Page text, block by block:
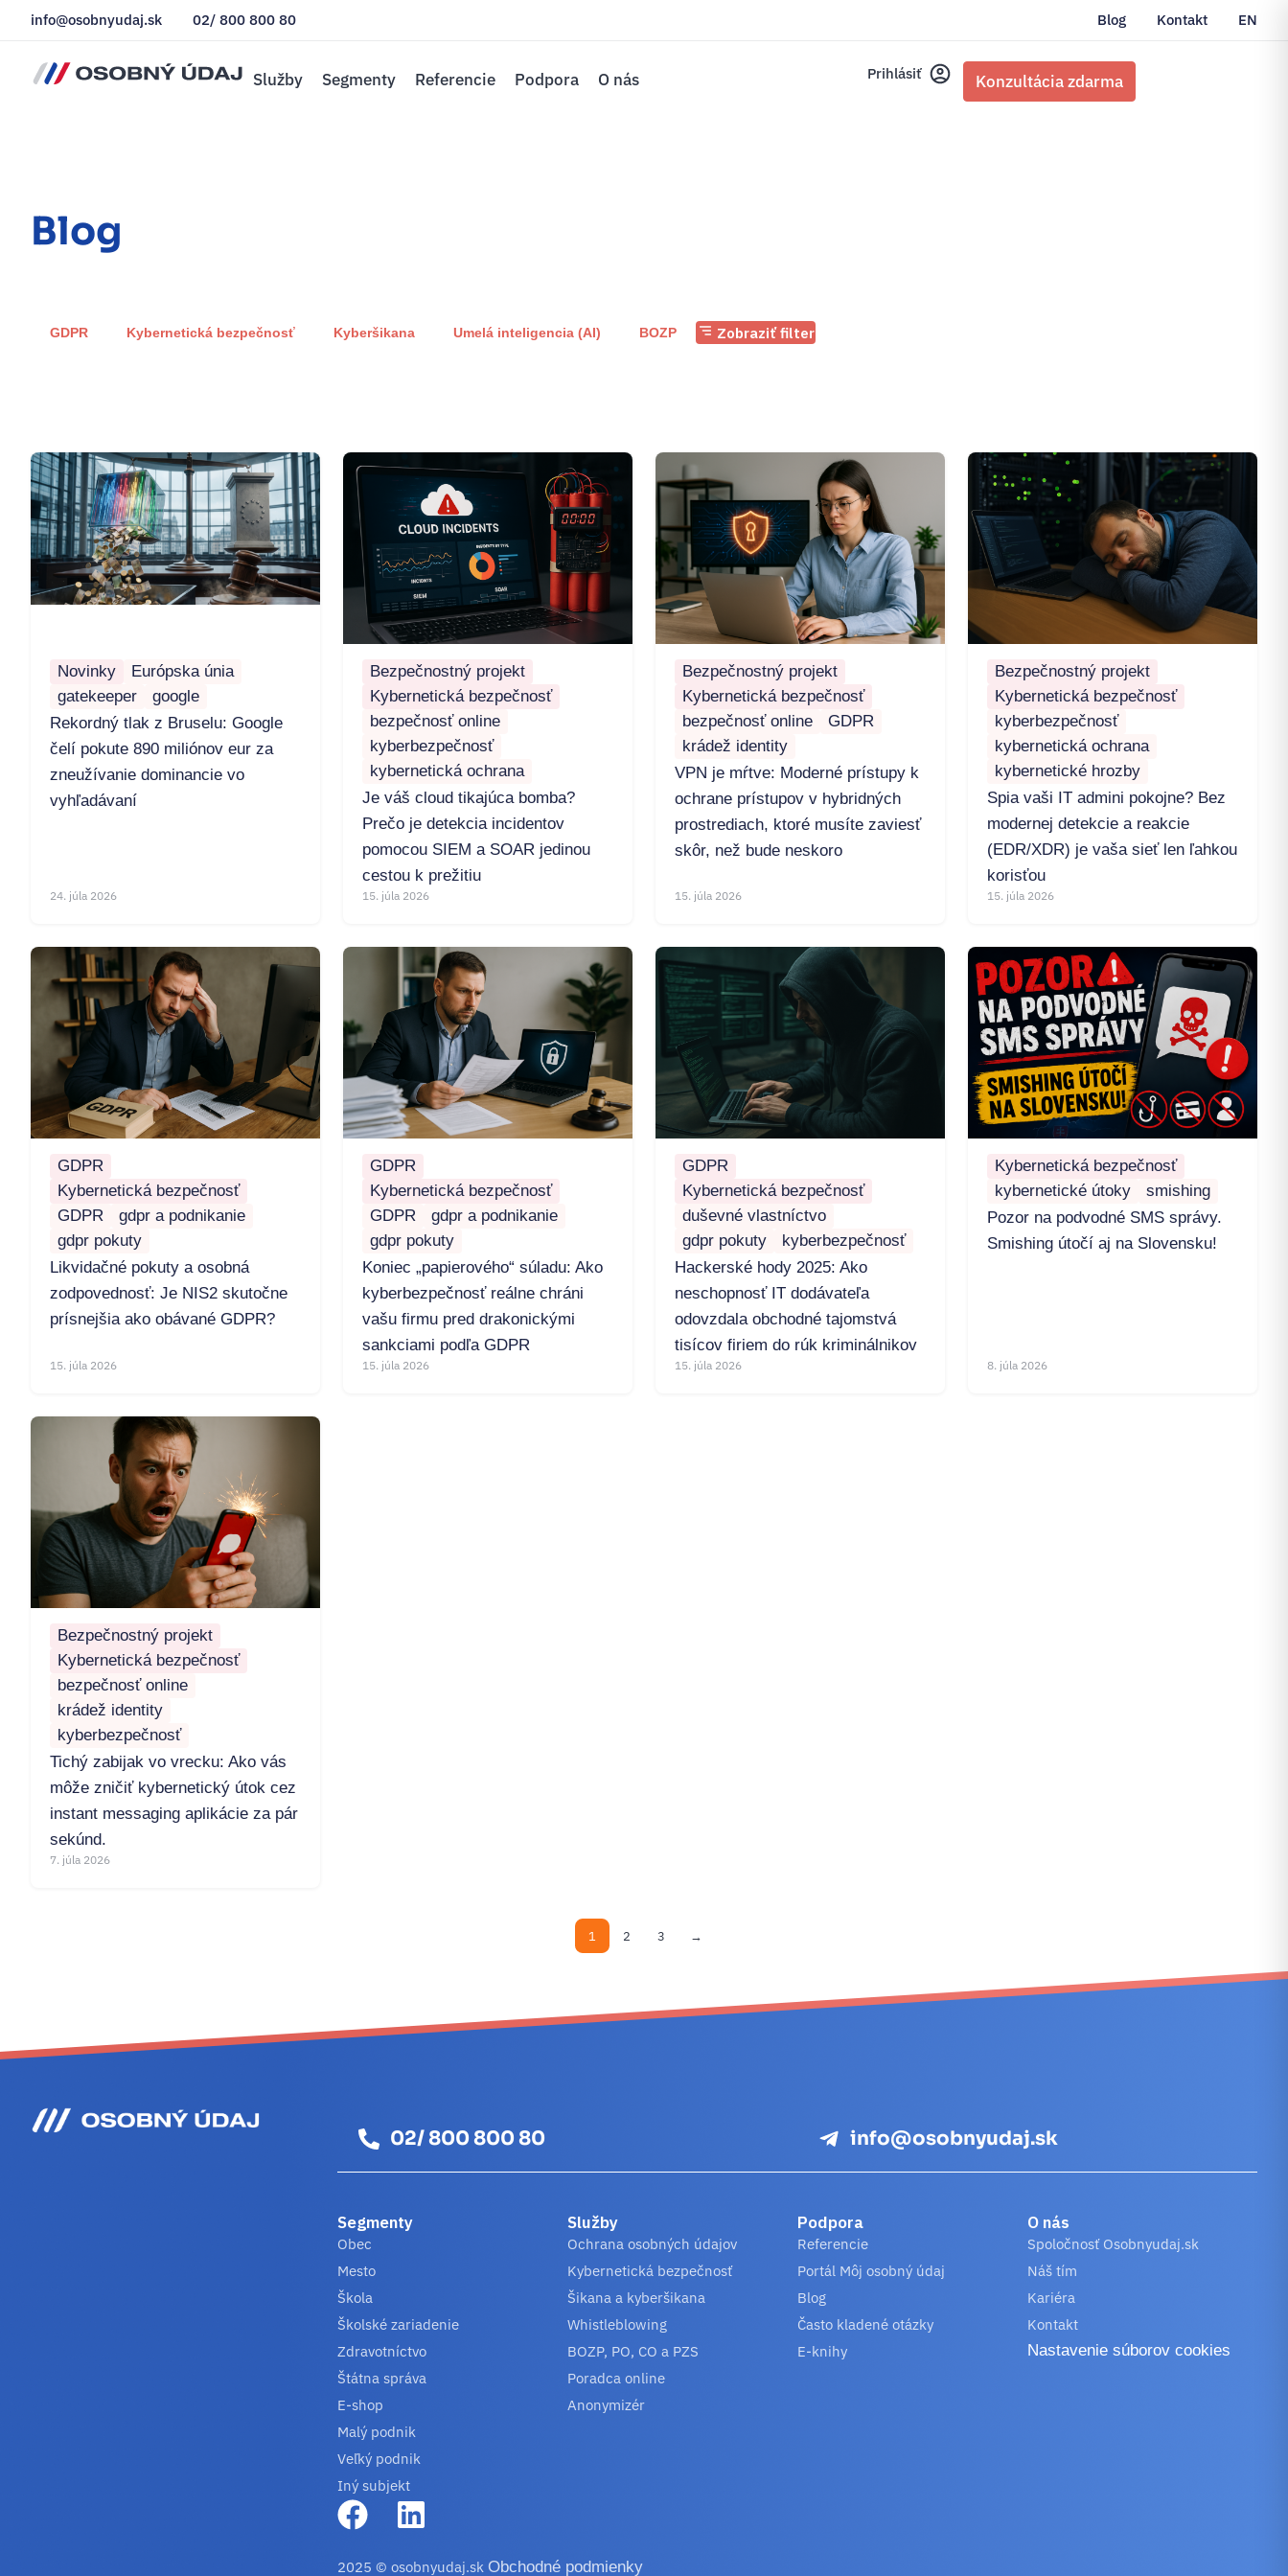
info@osobnyudaj.sk 02/ 800 800 80 Blog Kontakt EN
Služby Segmenty Referencie Podpora O nás Prihlásiť Konzultácia zdarma
Blog
GDPR Kybernetická bezpečnosť Kyberšikana Umelá inteligencia (AI) BOZP Zobraziť filter
Novinky
Európska únia
gatekeeper
google
Rekordný tlak z Bruselu: Google
čelí pokute 890 miliónov eur za
zneužívanie dominancie vo
vyhľadávaní
24. júla 2026
Bezpečnostný projekt
Kybernetická bezpečnosť
bezpečnosť online
kyberbezpečnosť
kybernetická ochrana
Je váš cloud tikajúca bomba?
Prečo je detekcia incidentov
pomocou SIEM a SOAR jedinou
cestou k prežitiu
15. júla 2026
Bezpečnostný projekt
Kybernetická bezpečnosť
bezpečnosť online
GDPR
krádež identity
VPN je mŕtve: Moderné prístupy k
ochrane prístupov v hybridných
prostrediach, ktoré musíte zaviesť
skôr, než bude neskoro
15. júla 2026
Bezpečnostný projekt
Kybernetická bezpečnosť
kyberbezpečnosť
kybernetická ochrana
kybernetické hrozby
Spia vaši IT admini pokojne? Bez
modernej detekcie a reakcie
(EDR/XDR) je vaša sieť len ľahkou
korisťou
15. júla 2026
GDPR
Kybernetická bezpečnosť
GDPR
gdpr a podnikanie
gdpr pokuty
Likvidačné pokuty a osobná
zodpovednosť: Je NIS2 skutočne
prísnejšia ako obávané GDPR?
15. júla 2026
GDPR
Kybernetická bezpečnosť
GDPR
gdpr a podnikanie
gdpr pokuty
Koniec „papierového“ súladu: Ako
kyberbezpečnosť reálne chráni
vašu firmu pred drakonickými
sankciami podľa GDPR
15. júla 2026
GDPR
Kybernetická bezpečnosť
duševné vlastníctvo
gdpr pokuty
kyberbezpečnosť
Hackerské hody 2025: Ako
neschopnosť IT dodávateľa
odovzdala obchodné tajomstvá
tisícov firiem do rúk kriminálnikov
15. júla 2026
Kybernetická bezpečnosť
kybernetické útoky
smishing
Pozor na podvodné SMS správy.
Smishing útočí aj na Slovensku!
8. júla 2026
Bezpečnostný projekt
Kybernetická bezpečnosť
bezpečnosť online
krádež identity
kyberbezpečnosť
Tichý zabijak vo vrecku: Ako vás
môže zničiť kybernetický útok cez
instant messaging aplikácie za pár
sekúnd.
7. júla 2026
1 2 3 →
02/ 800 800 80 info@osobnyudaj.sk
Segmenty
Obec
Mesto
Škola
Školské zariadenie
Zdravotníctvo
Štátna správa
E-shop
Malý podnik
Veľký podnik
Iný subjekt
Služby
Ochrana osobných údajov
Kybernetická bezpečnosť
Šikana a kyberšikana
Whistleblowing
BOZP, PO, CO a PZS
Poradca online
Anonymizér
Podpora
Referencie
Portál Môj osobný údaj
Blog
Často kladené otázky
E-knihy
O nás
Spoločnosť Osobnyudaj.sk
Náš tím
Kariéra
Kontakt
Nastavenie súborov cookies
2025 © osobnyudaj.sk Obchodné podmienky